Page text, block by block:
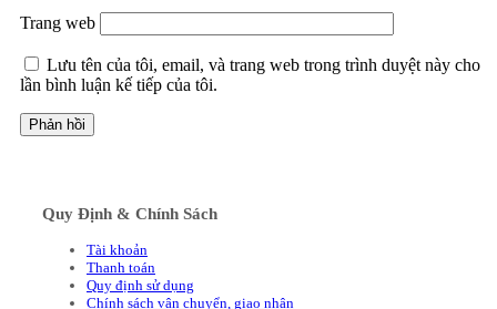
Trang web
Lưu tên của tôi, email, và trang web trong trình duyệt này cho
lần bình luận kế tiếp của tôi.
Quy Định & Chính Sách
Tài khoản
Thanh toán
Quy định sử dụng
Chính sách vận chuyển, giao nhận